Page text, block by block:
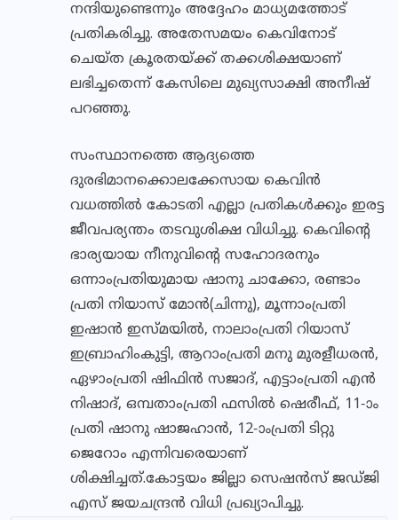
നന്ദിയുണ്ടെന്നും അദ്ദേഹം മാധ്യമത്തോട്
പ്രതികരിച്ചു. അതേസമയം കെവിനോട്‌
ചെയ്‌ത ക്രൂരതയ്‌ക്ക്‌ തക്കശിക്ഷയാണ്‌
ലഭിച്ചതെന്ന്‌ കേസിലെ മുഖ്യസാക്ഷി അനീഷ്‌
പറഞ്ഞു.
സംസ്ഥാനത്തെ ആദ്യത്തെ
ദുരഭിമാനക്കൊലക്കേസായ കെവിൻ
വധത്തിൽ കോടതി എല്ലാ പ്രതികൾക്കും ഇരട്ട
ജീവപര്യന്തം തടവുശിക്ഷ വിധിച്ചു. കെവിന്റെ
ഭാര്യയായ നീനുവിന്റെ സഹോദരനും
ഒന്നാംപ്രതിയുമായ ഷാനു ചാക്കോ, രണ്ടാം
പ്രതി നിയാസ് മോന്‍(ചിന്നു), മൂന്നാംപ്രതി
ഇഷാന്‍ ഇസ്മയില്‍, നാലാംപ്രതി റിയാസ്
ഇബ്രാഹിംകുട്ടി, ആറാംപ്രതി മനു മുരളീധരന്‍,
ഏഴാംപ്രതി ഷിഫിന്‍ സജാദ്, എട്ടാംപ്രതി എന്‍
നിഷാദ്, ഒമ്പതാംപ്രതി ഫസില്‍ ഷെരീഫ്, 11-ാം
പ്രതി ഷാനു ഷാജഹാന്‍, 12-ാംപ്രതി ടിറ്റു
ജെറോം എന്നിവരെയാണ്‌
ശിക്ഷിച്ചത്‌.കോട്ടയം ജില്ലാ സെഷൻസ്‌ ജഡ്‌ജി
എസ്‌ ജയചന്ദ്രൻ വിധി പ്രഖ്യാപിച്ചു.